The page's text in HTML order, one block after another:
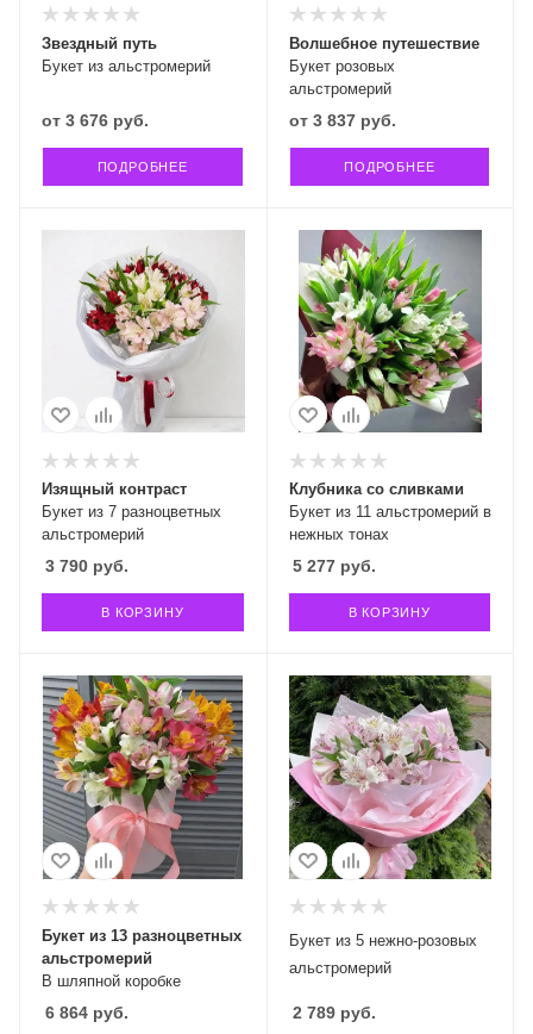
Букет из альстромерий
Звездный путь
от 3 676 руб.
ПОДРОБНЕЕ
Букет розовых
альстромерий
Волшебное путешествие
от 3 837 руб.
ПОДРОБНЕЕ
Букет из 7 разноцветных
альстромерий
Изящный контраст
3 790 руб.
В КОРЗИНУ
Букет из 11 альстромерий в
нежных тонах
Клубника со сливками
5 277руб.
В КОРЗИНУ
В шляпной коробке
Букет из 13 разноцветных
альстромерий
6 864 руб.
Букет из 5 нежно-розовых
альстромерий
2 789руб.